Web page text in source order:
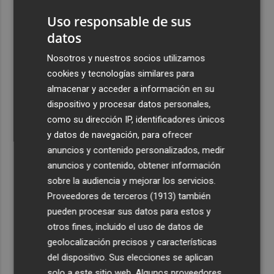
Uso responsable de sus
datos
Nosotros y nuestros socios utilizamos
cookies y tecnologías similares para
almacenar y acceder a información en su
dispositivo y procesar datos personales,
como su dirección IP, identificadores únicos
y datos de navegación, para ofrecer
anuncios y contenido personalizados, medir
anuncios y contenido, obtener información
sobre la audiencia y mejorar los servicios.
Proveedores de terceros (1913) también
pueden procesar sus datos para estos y
otros fines, incluido el uso de datos de
geolocalización precisos y características
del dispositivo. Sus elecciones se aplican